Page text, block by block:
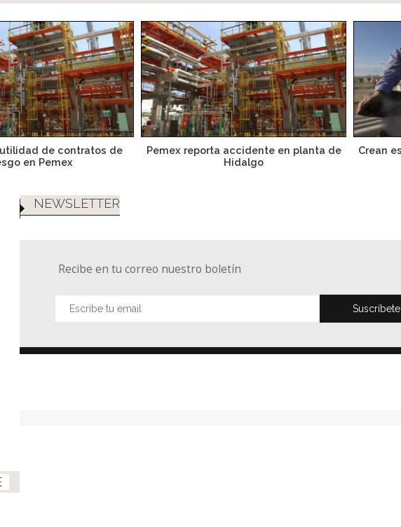
de contratos de
en Pemex
Pemex reporta accidente en planta de
Hidalgo
Crean
NEWSLETTER
Recibe en tu correo nuestro boletín